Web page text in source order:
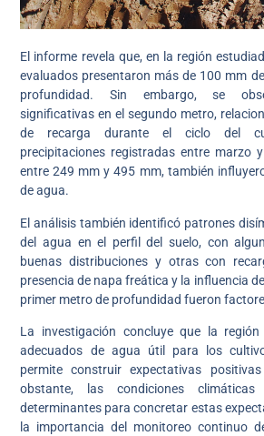
El informe revela que, en la región
evaluados presentaron más de 100 mm
profundidad. Sin embargo, se
significativas en el segundo metro,
de recarga durante el ciclo del
precipitaciones registradas entre marzo
entre 249 mm y 495 mm, también
de agua.
El análisis también identificó patrones
del agua en el perfil del suelo, con
buenas distribuciones y otras con
presencia de napa freática y la influencia
primer metro de profundidad fueron
La investigación concluye que la
adecuados de agua útil para los
permite construir expectativas
obstante, las condiciones climáticas
determinantes para concretar estas
la importancia del monitoreo continuo